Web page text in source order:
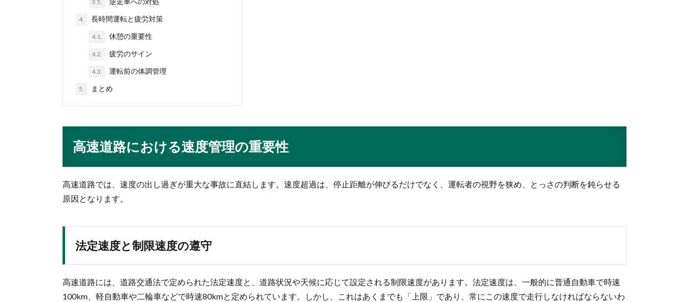
3.5.
4. 長時間運転と疲労対策
4.1. 休憩の重要性
4.2. 疲労のサイン
4.3. 運転前の体調管理
5. まとめ
高速道路における速度管理の重要性
高速道路では、速度の出し過ぎが重大な事故に直結します。速度超過は、停止距離が伸びるだけでなく、運転者の視野を狭め、とっさの判断を鈍らせる
原因となります。
法定速度と制限速度の遵守
高速道路には、道路交通法で定められた法定速度と、道路状況や天候に応じて設定される制限速度があります。法定速度は、一般的に普通自動車で時速
100km、軽自動車や二輪車などで時速80kmと定められています。しかし、これはあくまでも「上限」であり、常にこの速度で走行しなければならないわ